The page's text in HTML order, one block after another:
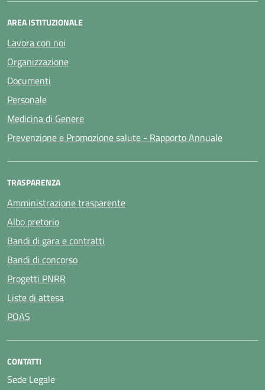
AREA ISTITUZIONALE
Lavora con noi
Organizzazione
Documenti
Personale
Medicina di Genere
Prevenzione e Promozione salute - Rapporto Annuale
TRASPARENZA
Amministrazione trasparente
Albo pretorio
Bandi di gara e contratti
Bandi di concorso
Progetti PNRR
Liste di attesa
POAS
CONTATTI
Sede Legale